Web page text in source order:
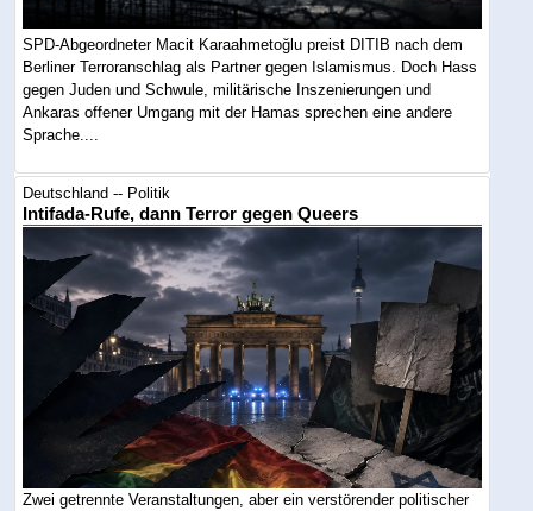
SPD-Abgeordneter Macit Karaahmetoğlu preist DITIB nach dem
Berliner Terroranschlag als Partner gegen Islamismus. Doch Hass
gegen Juden und Schwule, militärische Inszenierungen und
Ankaras offener Umgang mit der Hamas sprechen eine andere
Sprache....
Deutschland -- Politik
Intifada-Rufe, dann Terror gegen Queers
Zwei getrennte Veranstaltungen, aber ein verstörender politischer